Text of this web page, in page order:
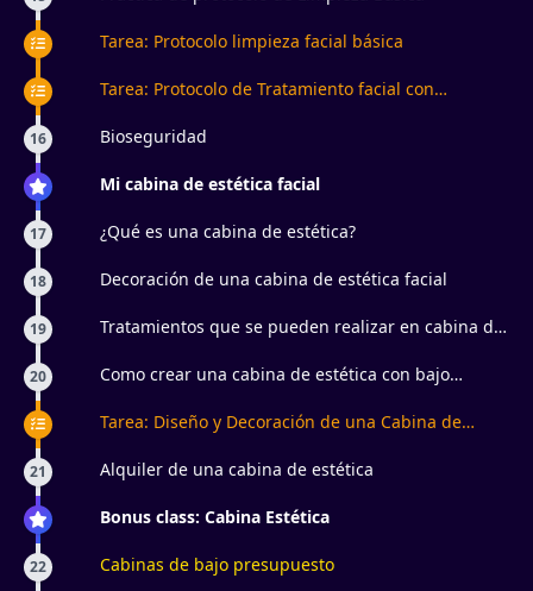
Tarea: Protocolo limpieza facial básica
Tarea: Protocolo de Tratamiento facial con
16 Bioseguridad
Mi cabina de estética facial
17 ¿Qué es una cabina de estética?
18 Decoración de una cabina de estética facial
19
Tratamientos que se pueden realizar en cabina de
20
Como crear una cabina de estética con bajo
Tarea: Diseño y Decoración de una Cabina de
21 Alquiler de una cabina de estética
Bonus class: Cabina Estética
22 Cabinas de bajo presupuesto